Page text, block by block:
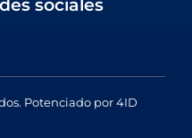
sociales
Potenciado por4ID